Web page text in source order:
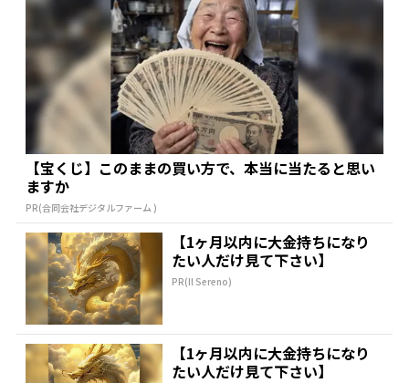
【宝くじ】このままの買い方で、本当に当たると思い
ますか
PR(合同会社デジタルファーム )
【1ヶ月以内に大金持ちになり
たい人だけ見て下さい】
PR(Il Sereno)
【1ヶ月以内に大金持ちになり
たい人だけ見て下さい】